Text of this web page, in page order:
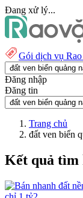
Đang xử lý...
Gói dịch vụ
Đăng nhập
Đăng tin
Trang chủ
đất ven biển
Kết quả tìm